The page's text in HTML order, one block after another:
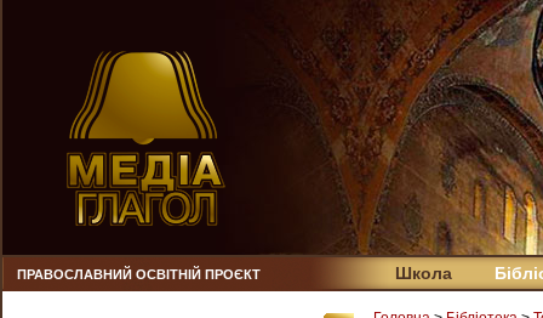
ПРАВОСЛАВНИЙ ОСВІТНІЙ ПРОЄКТ Школа